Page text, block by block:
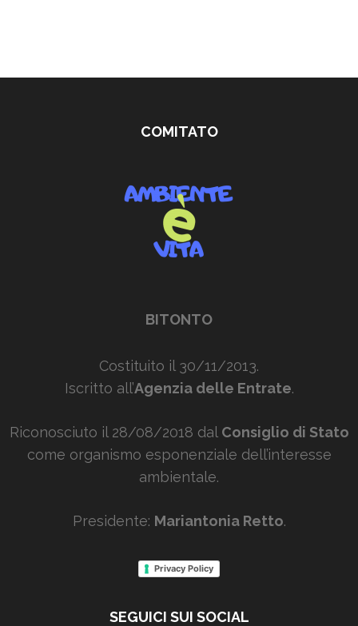
COMITATO
BITONTO
Costituito il 30/11/2013.
Iscritto all’Agenzia delle Entrate.
Riconosciuto il 28/08/2018 dal Consiglio di Stato
come organismo esponenziale dell’interesse
ambientale.
Presidente: Mariantonia Retto.
Privacy Policy
SEGUICI SUI SOCIAL